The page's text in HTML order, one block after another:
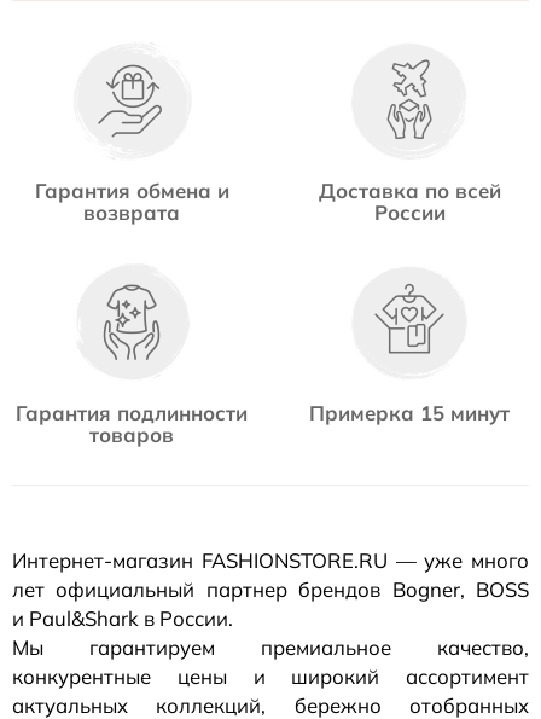
Гарантия обмена и
возврата
Доставка по всей
России
Гарантия подлинности
товаров
Примерка 15 минут
Интернет-магазин FASHIONSTORE.RU — уже много
лет официальный партнер брендов Bogner, BOSS
и Paul&Shark в России.
Мы гарантируем премиальное качество,
конкурентные цены и широкий ассортимент
актуальных коллекций, бережно отобранных